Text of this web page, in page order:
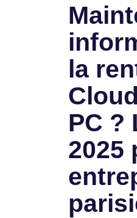
la
PC ?
2025